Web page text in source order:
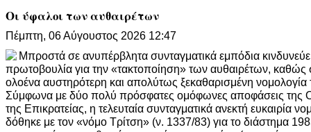
Οι ύφαλοι των αυθαιρέτων
Πέμπτη, 06 Αύγουστος 2026 12:47
Μπροστά σε ανυπέρβλητα συνταγματικά εμπόδια
πρωτοβουλία για την «τακτοποίηση» των αυθαιρέτων, καθώς
ολοένα αυστηρότερη και απολύτως ξεκαθαρισμένη
Σύμφωνα με δύο πολύ πρόσφατες ομόφωνες αποφάσεις της
της Επικρατείας, η τελευταία συνταγματικά ανεκτή ευκαιρία
δόθηκε με τον «νόμο Τρίτση» (ν. 1337/83) για το διάστημα